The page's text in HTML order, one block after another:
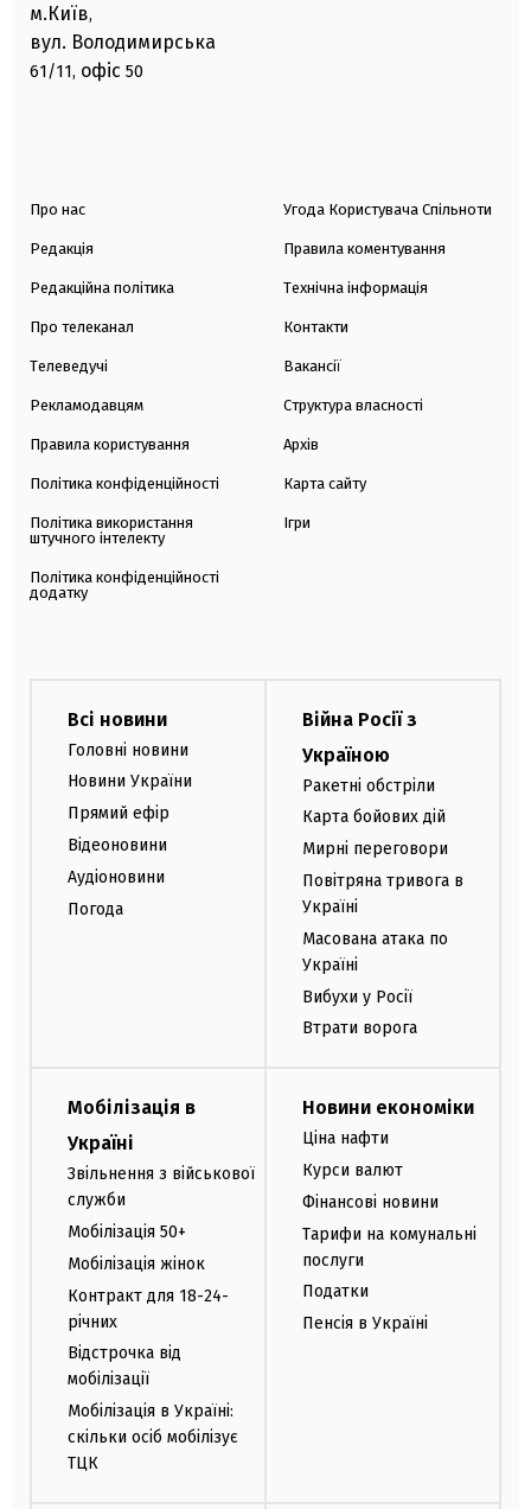
м.Київ,
вул. Володимирська
61/11, офіс 50
Про нас
Редакція
Редакційна політика
Про телеканал
Телеведучі
Рекламодавцям
Правила користування
Політика конфіденційності
Політика використання
штучного інтелекту
Політика конфіденційності
додатку
Угода Користувача Спільноти
Правила коментування
Технічна інформація
Контакти
Вакансії
Структура власності
Архів
Карта сайту
Ігри
Всі новини
Головні новини
Новини України
Прямий ефір
Відеоновини
Аудіоновини
Погода
Війна Росії з
Україною
Ракетні обстріли
Карта бойових дій
Мирні переговори
Повітряна тривога в
Україні
Масована атака по
Україні
Вибухи у Росії
Втрати ворога
Мобілізація в
Україні
Звільнення з військової
служби
Мобілізація 50+
Мобілізація жінок
Контракт для 18-24-
річних
Відстрочка від
мобілізації
Мобілізація в Україні:
скільки осіб мобілізує
ТЦК
Новини економіки
Ціна нафти
Курси валют
Фінансові новини
Тарифи на комунальні
послуги
Податки
Пенсія в Україні